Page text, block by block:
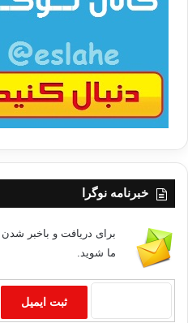
خبرنامه نوگرا
برای دریافت و باخبر
ما شوید.